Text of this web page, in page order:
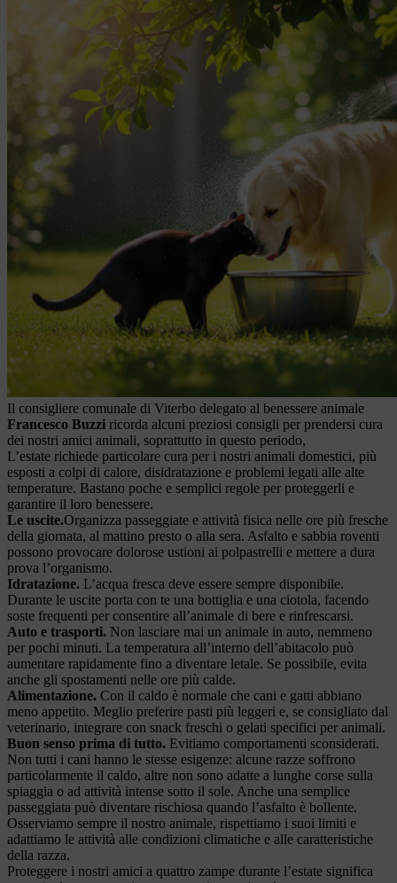
Il consigliere comunale di Viterbo delegato al benessere animale
Francesco Buzzi ricorda alcuni preziosi consigli per prendersi cura
dei nostri amici animali, soprattutto in questo periodo,
L’estate richiede particolare cura per i nostri animali domestici, più
esposti a colpi di calore, disidratazione e problemi legati alle alte
temperature. Bastano poche e semplici regole per proteggerli e
garantire il loro benessere.
Le uscite.Organizza passeggiate e attività fisica nelle ore più fresche
della giornata, al mattino presto o alla sera. Asfalto e sabbia roventi
possono provocare dolorose ustioni ai polpastrelli e mettere a dura
prova l’organismo.
Idratazione. L’acqua fresca deve essere sempre disponibile.
Durante le uscite porta con te una bottiglia e una ciotola, facendo
soste frequenti per consentire all’animale di bere e rinfrescarsi.
Auto e trasporti. Non lasciare mai un animale in auto, nemmeno
per pochi minuti. La temperatura all’interno dell’abitacolo può
aumentare rapidamente fino a diventare letale. Se possibile, evita
anche gli spostamenti nelle ore più calde.
Alimentazione. Con il caldo è normale che cani e gatti abbiano
meno appetito. Meglio preferire pasti più leggeri e, se consigliato dal
veterinario, integrare con snack freschi o gelati specifici per animali.
Buon senso prima di tutto. Evitiamo comportamenti sconsiderati.
Non tutti i cani hanno le stesse esigenze: alcune razze soffrono
particolarmente il caldo, altre non sono adatte a lunghe corse sulla
spiaggia o ad attività intense sotto il sole. Anche una semplice
passeggiata può diventare rischiosa quando l’asfalto è bollente.
Osserviamo sempre il nostro animale, rispettiamo i suoi limiti e
adattiamo le attività alle condizioni climatiche e alle caratteristiche
della razza.
Proteggere i nostri amici a quattro zampe durante l’estate significa